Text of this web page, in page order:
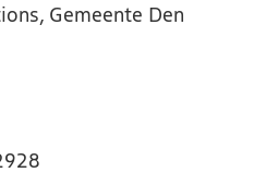
Gemeente Den